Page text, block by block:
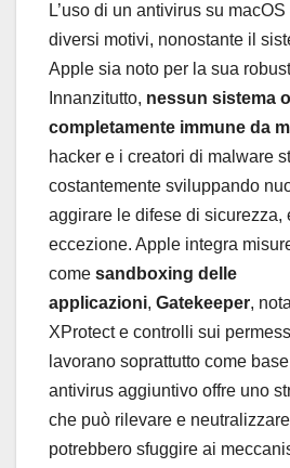
L’uso di un antivirus su
diversi motivi, nonostante il
Apple sia noto per la sua
Innanzitutto, nessun sistema
completamente immune da
hacker e i creatori di malware
costantemente sviluppando
aggirare le difese di sicurezza,
eccezione. Apple integra
come sandboxing delle
applicazioni, Gatekeeper,
XProtect e controlli sui
lavorano soprattutto come
antivirus aggiuntivo offre uno
che può rilevare e
potrebbero sfuggire ai